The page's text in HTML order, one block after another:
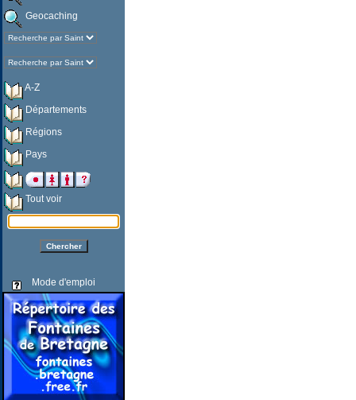
Geocaching
A-Z
Départements
Régions
Pays
Tout voir
Mode d'emploi